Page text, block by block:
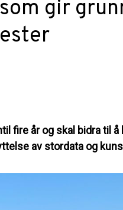
gir
fire år og skal bidra til
av stordata og